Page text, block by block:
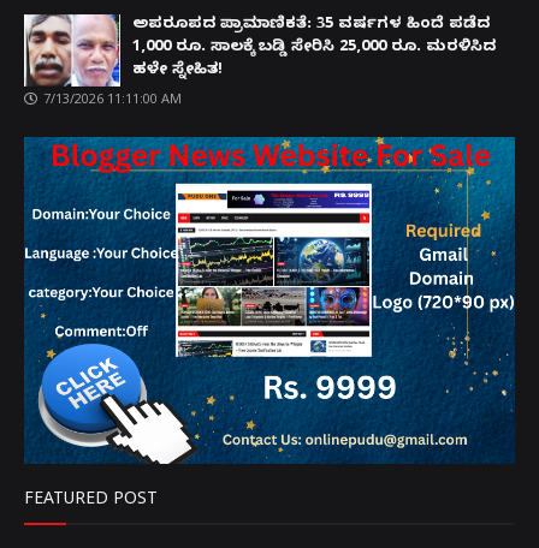
ಅಪರೂಪದ ಪ್ರಾಮಾಣಿಕತೆ: 35 ವರ್ಷಗಳ ಹಿಂದೆ ಪಡೆದ
1,000 ರೂ. ಸಾಲಕ್ಕೆ ಬಡ್ಡಿ ಸೇರಿಸಿ 25,000 ರೂ. ಮರಳಿಸಿದ
ಹಳೇ ಸ್ನೇಹಿತ!
7/13/2026 11:11:00 AM
FEATURED POST